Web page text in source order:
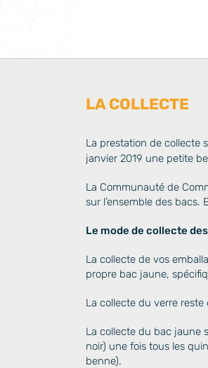
LA COLLECTE
La prestation de collecte
janvier 2019 une petite
La Communauté de
sur l’ensemble des bacs.
Le mode de collecte
La collecte de vos
propre bac jaune,
La collecte du verre reste
La collecte du bac jaune
noir) une fois tous les
benne).